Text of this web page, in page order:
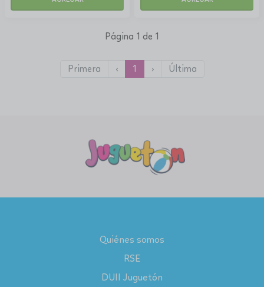
Página 1 de 1
Primera ‹ 1 › Última
Quiénes somos
RSE
DUII Juguetón